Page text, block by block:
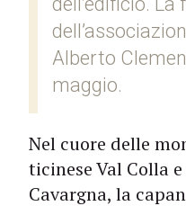
Alberto
maggio.
Nel cuore delle
ticinese Val Colla
Cavargna, la